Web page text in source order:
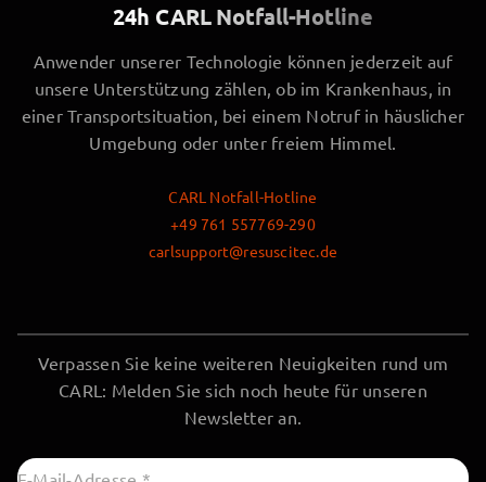
24h CARL Notfall-Hotline
Anwender unserer Technologie können jederzeit auf
unsere Unterstützung zählen, ob im Krankenhaus, in
einer Transportsituation, bei einem Notruf in häuslicher
Umgebung oder unter freiem Himmel.
CARL Notfall-Hotline
+49 761 557769-290
carlsupport@resuscitec.de
Verpassen Sie keine weiteren Neuigkeiten rund um
CARL: Melden Sie sich noch heute für unseren
Newsletter an.